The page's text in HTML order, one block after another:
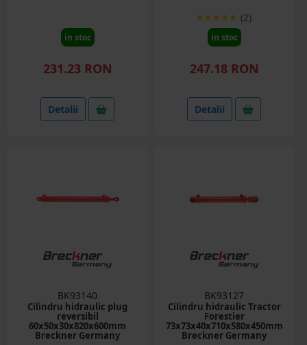
in stoc
231.23 RON
Detalii
(2)
in stoc
247.18 RON
Detalii
BK93140
Cilindru hidraulic plug
reversibil
60x50x30x820x600mm
Breckner Germany
BK93127
Cilindru hidraulic Tractor
Forestier
73x73x40x710x580x450mm
Breckner Germany